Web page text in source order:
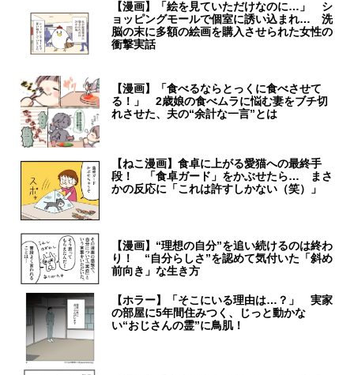
【漫画】「絵を見ていただけなのに…」 シ
ョッピングモールで個室に誘い込まれ… 洗
脳の末に多額の絵画を購入させられた女性の
衝撃実話
【漫画】「食べるならとっくに食べさせて
る！」 2歳娘の食べムラに悩む妻をブチ切
れさせた、夫の“余計な一言”とは
【ねこ漫画】食卓に上がる愛猫への最終手
段！ 「食卓ガード」をかぶせたら… まさ
かの反応に「これは許すしかない（笑）」
【漫画】“理想の自分”を追い続けるのは終わ
り！ “自分らしさ”を認めて気付いた「斜め
前向き」な生き方
【ホラー】「そこにいる理由は…？」 実家
の部屋に5年間住みつく、じっと動かな
い“おじさんの霊”に鳥肌！